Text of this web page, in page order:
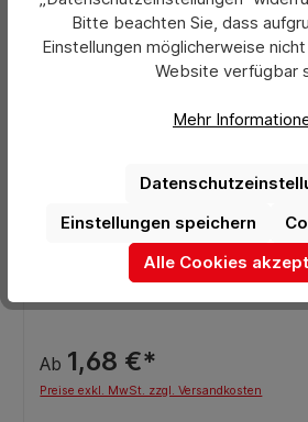
Durchschnittliche Bewertung von 0
unilite® IBIZA 49 Metall-
Ab 1,68 €*
Preise exkl. MwSt. zzgl. Versandkosten
Bitte beachten Sie, dass
Einstellungen möglicherweise
Website verfügbar
Mehr
Einstellungen speichern
Alle Cookies